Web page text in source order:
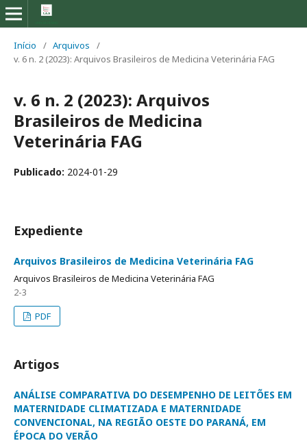
Início / Arquivos
/
v. 6 n. 2 (2023): Arquivos Brasileiros de Medicina Veterinária FAG
v. 6 n. 2 (2023): Arquivos
Brasileiros de Medicina
Veterinária FAG
Publicado: 2024-01-29
Expediente
Arquivos Brasileiros de Medicina Veterinária FAG
Arquivos Brasileiros de Medicina Veterinária FAG
2-3
PDF
Artigos
ANÁLISE COMPARATIVA DO DESEMPENHO DE LEITÕES EM
MATERNIDADE CLIMATIZADA E MATERNIDADE
CONVENCIONAL, NA REGIÃO OESTE DO PARANÁ, EM
ÉPOCA DO VERÃO